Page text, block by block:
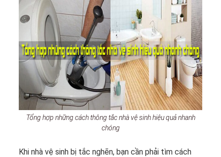
Tổng hợp những cách thông tắc nhà vệ sinh hiệu quả nhanh
chóng
Khi nhà vệ sinh bị tắc nghẽn, bạn cần phải tìm cách